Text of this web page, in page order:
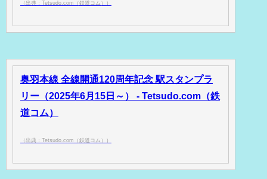
（出典：Tetsudo.com（鉄道コム））
奥羽本線 全線開通120周年記念 駅スタンプラ
リー（2025年6月15日～） - Tetsudo.com（鉄
道コム）
（出典：Tetsudo.com（鉄道コム））